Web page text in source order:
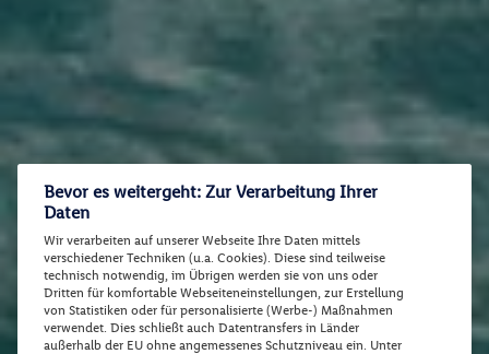
Bevor es weitergeht: Zur Verarbeitung Ihrer
Daten
Wir verarbeiten auf unserer Webseite Ihre Daten mittels
verschiedener Techniken (u.a. Cookies). Diese sind teilweise
technisch notwendig, im Übrigen werden sie von uns oder
Dritten für komfortable Webseiteneinstellungen, zur Erstellung
von Statistiken oder für personalisierte (Werbe-) Maßnahmen
verwendet. Dies schließt auch Datentransfers in Länder
außerhalb der EU ohne angemessenes Schutzniveau ein. Unter